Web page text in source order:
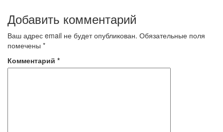
Добавить комментарий
Ваш адрес email не будет опубликован. Обязательные поля
помечены *
Комментарий *